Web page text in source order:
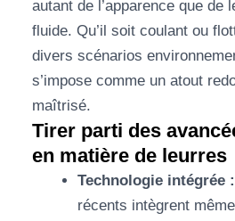
autant de l’apparence que de
fluide. Qu’il soit coulant ou
divers scénarios
s’impose comme un atout
maîtrisé.
Tirer parti des
en matière de leurres
Technologie intégrée :
récents intègrent